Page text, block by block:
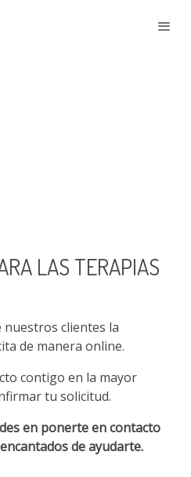
LAS TERAPIAS
nuestros clientes la
de manera online.
contigo en la mayor
tu solicitud.
en ponerte en contacto
de ayudarte.